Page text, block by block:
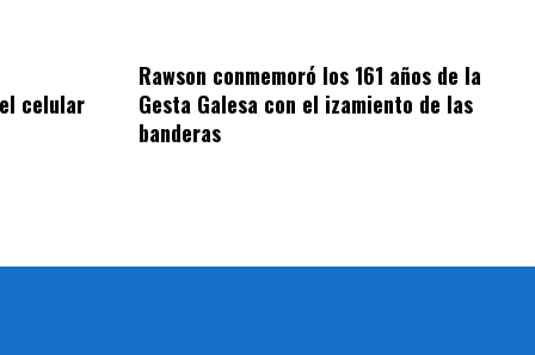
celular
Rawson conmemoró los 161 años de la
Gesta Galesa con el izamiento de las
banderas